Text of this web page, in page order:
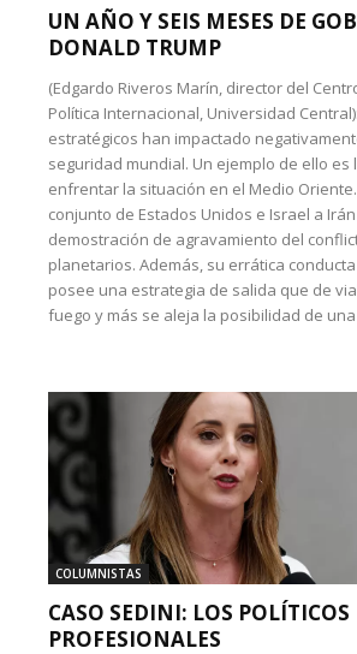
UN AÑO Y SEIS MESES DE
DONALD TRUMP
(Edgardo Riveros Marín, director del
Política Internacional, Universidad
estratégicos han impactado
seguridad mundial. Un ejemplo de ello es
enfrentar la situación en el Medio
conjunto de Estados Unidos e Israel a
demostración de agravamiento del
planetarios. Además, su errática
posee una estrategia de salida que de
fuego y más se aleja la posibilidad de
COLUMNISTAS
CASO SEDINI: LOS POLÍTICOS
PROFESIONALES